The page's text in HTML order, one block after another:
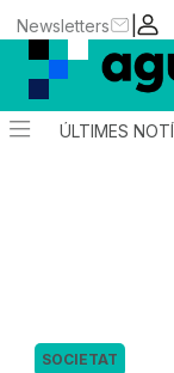
|
Newsletters
ÚLTIMES
SOCIETAT